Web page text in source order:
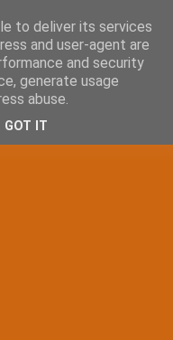
to deliver its services
and user-agent are
and security
generate usage
abuse.
GOT IT